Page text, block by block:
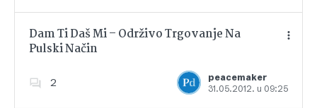
Dam Ti Daš Mi – Održivo Trgovanje Na
Pulski Način
2
peacemaker
31.05.2012. u 09:25
Dodajte u favorite